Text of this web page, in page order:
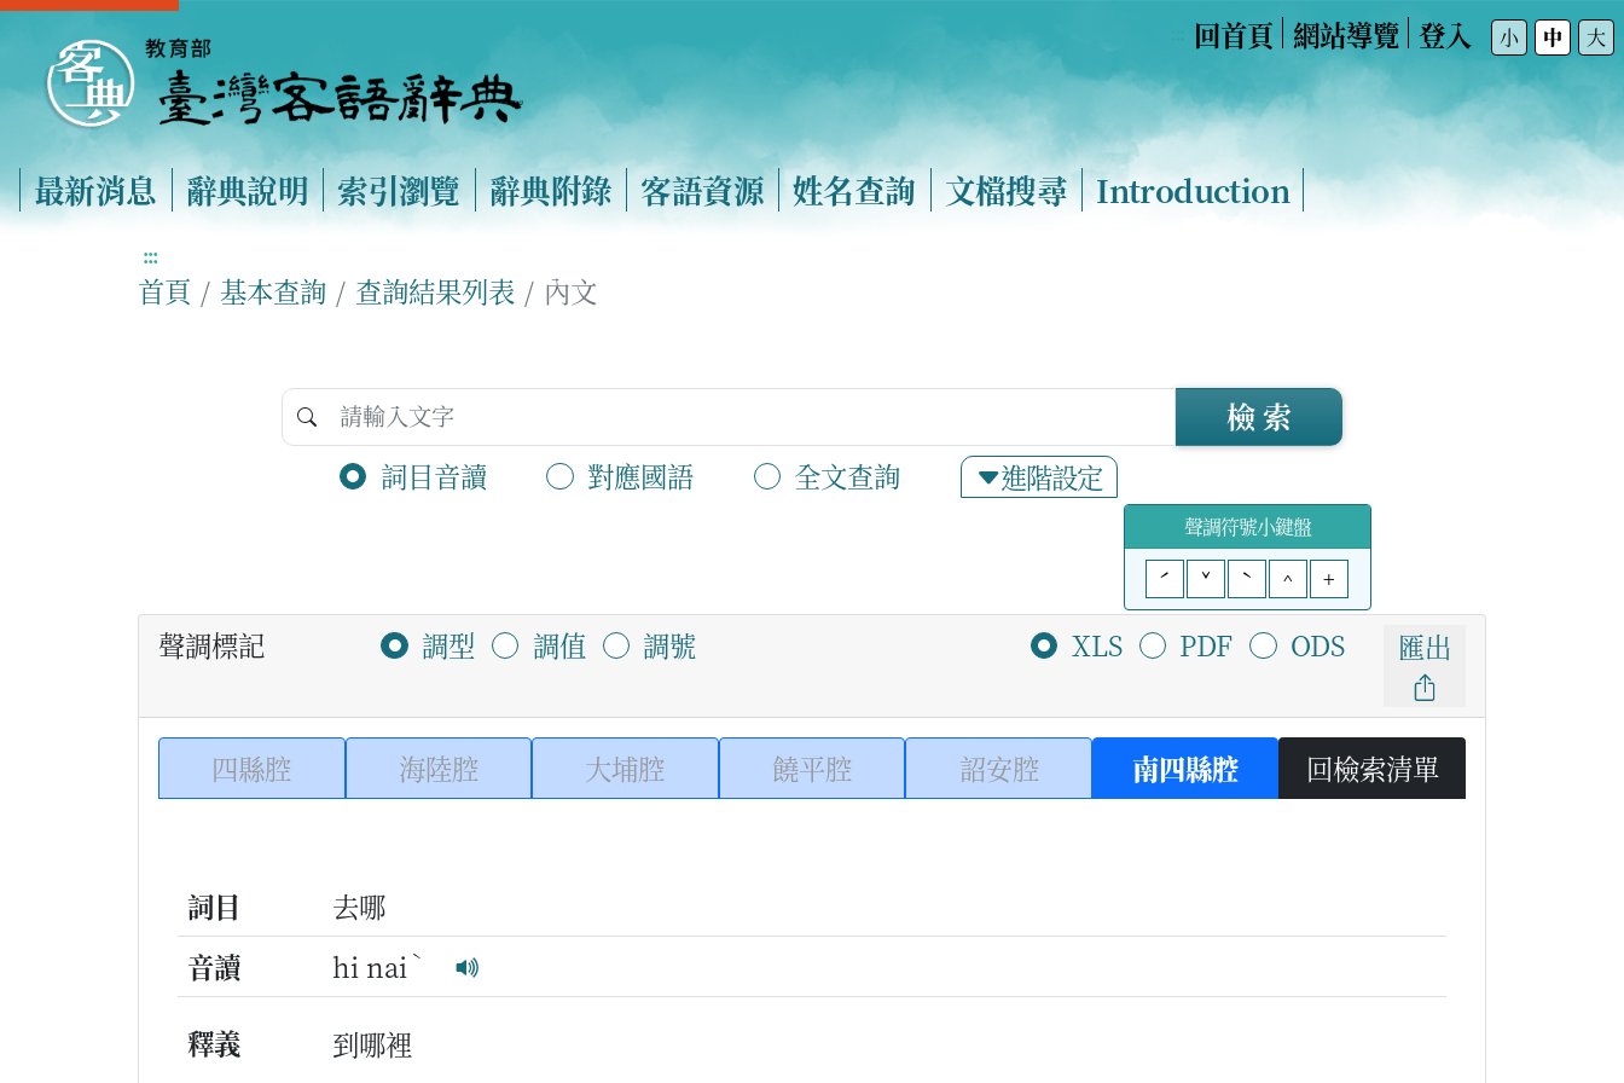
回首頁 網站導覽 登入 小 中 大
最新消息 辭典說明 索引瀏覽 辭典附錄 客語資源 姓名查詢 文檔搜尋 Introduction
:::
首頁 基本查詢 查詢結果列表 內文
詞目音讀 對應國語 全文查詢 進階設定
檢 索
聲調符號小鍵盤
ˊ
ˇ ˋ ^ +
聲調標記 調型 調值 調號 XLS PDF ODS 匯出
四縣腔 海陸腔 大埔腔 饒平腔 詔安腔 南四縣腔 回檢索清單
詞目
去哪
音讀
hi nai ˋ
釋義 到哪裡